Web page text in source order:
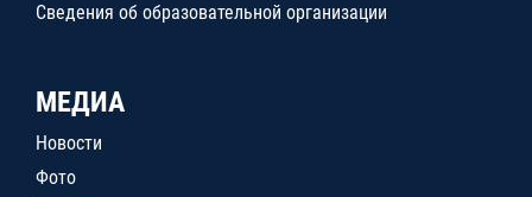
Сведения об образовательной организации
МЕДИА
Новости
Фото